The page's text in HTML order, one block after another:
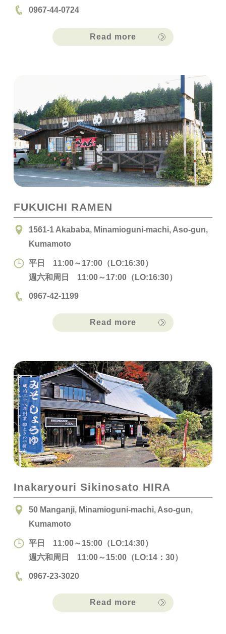
Read more
0967-44-0724
FUKUICHI RAMEN
Read more
1561-1 Akababa, Minamioguni-machi, Aso-gun,
Kumamoto
平日 11:00～17:00（LO:16:30）
週六和周日 11:00～17:00（LO:16:30）
0967-42-1199
Inakaryouri Sikinosato HIRA
Read more
50 Manganji, Minamioguni-machi, Aso-gun,
Kumamoto
平日 11:00～15:00（LO:14:30）
週六和周日 11:00～15:00（LO:14：30）
0967-23-3020